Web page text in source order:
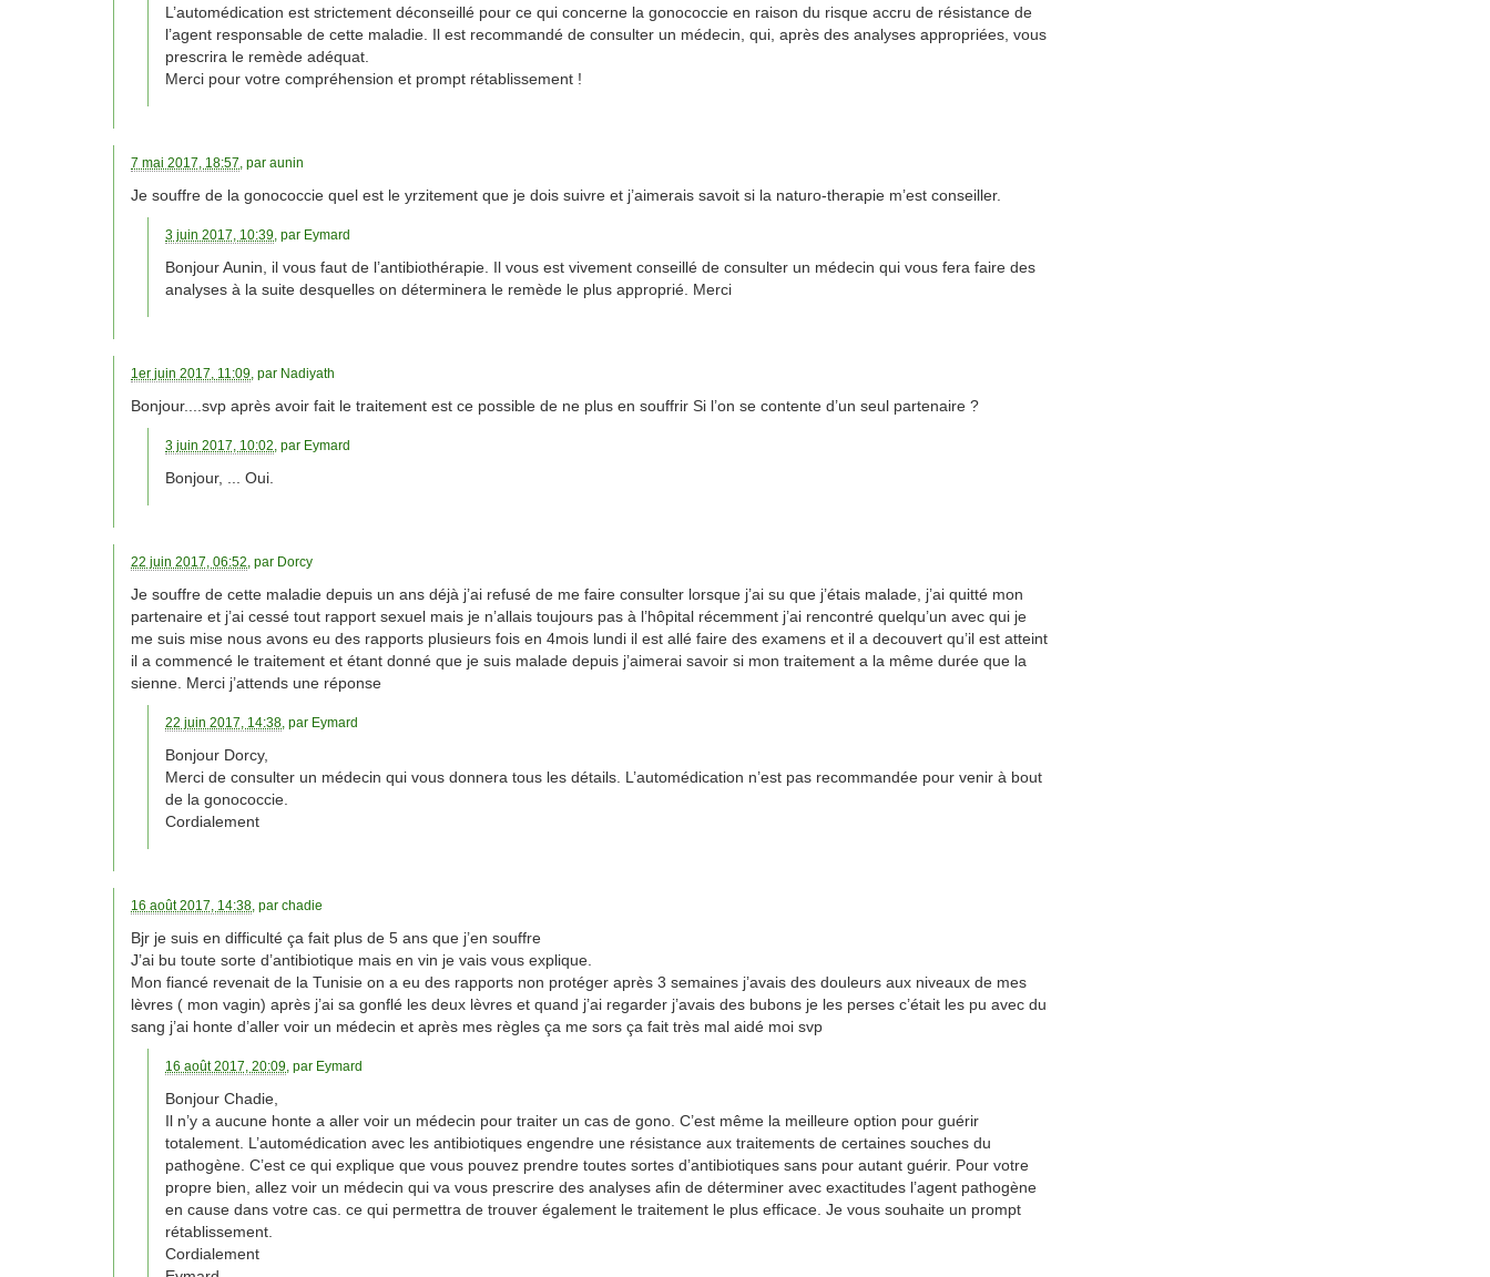
L’automédication est strictement déconseillé pour ce qui concerne la gonococcie en raison du risque accru de résistance de
l’agent responsable de cette maladie. Il est recommandé de consulter un médecin, qui, après des analyses appropriées, vous
prescrira le remède adéquat.
Merci pour votre compréhension et prompt rétablissement !
7 mai 2017, 18:57, par aunin
Je souffre de la gonococcie quel est le yrzitement que je dois suivre et j’aimerais savoit si la naturo-therapie m’est conseiller.
3 juin 2017, 10:39, par Eymard
Bonjour Aunin, il vous faut de l’antibiothérapie. Il vous est vivement conseillé de consulter un médecin qui vous fera faire des
analyses à la suite desquelles on déterminera le remède le plus approprié. Merci
1er juin 2017, 11:09, par Nadiyath
Bonjour....svp après avoir fait le traitement est ce possible de ne plus en souffrir Si l’on se contente d’un seul partenaire ?
3 juin 2017, 10:02, par Eymard
Bonjour, ... Oui.
22 juin 2017, 06:52, par Dorcy
Je souffre de cette maladie depuis un ans déjà j’ai refusé de me faire consulter lorsque j’ai su que j’étais malade, j’ai quitté mon
partenaire et j’ai cessé tout rapport sexuel mais je n’allais toujours pas à l’hôpital récemment j’ai rencontré quelqu’un avec qui je
me suis mise nous avons eu des rapports plusieurs fois en 4mois lundi il est allé faire des examens et il a decouvert qu’il est atteint
il a commencé le traitement et étant donné que je suis malade depuis j’aimerai savoir si mon traitement a la même durée que la
sienne. Merci j’attends une réponse
22 juin 2017, 14:38, par Eymard
Bonjour Dorcy,
Merci de consulter un médecin qui vous donnera tous les détails. L’automédication n’est pas recommandée pour venir à bout
de la gonococcie.
Cordialement
16 août 2017, 14:38, par chadie
Bjr je suis en difficulté ça fait plus de 5 ans que j’en souffre
J’ai bu toute sorte d’antibiotique mais en vin je vais vous explique.
Mon fiancé revenait de la Tunisie on a eu des rapports non protéger après 3 semaines j’avais des douleurs aux niveaux de mes
lèvres ( mon vagin) après j’ai sa gonflé les deux lèvres et quand j’ai regarder j’avais des bubons je les perses c’était les pu avec du
sang j’ai honte d’aller voir un médecin et après mes règles ça me sors ça fait très mal aidé moi svp
16 août 2017, 20:09, par Eymard
Bonjour Chadie,
Il n’y a aucune honte a aller voir un médecin pour traiter un cas de gono. C’est même la meilleure option pour guérir
totalement. L’automédication avec les antibiotiques engendre une résistance aux traitements de certaines souches du
pathogène. C’est ce qui explique que vous pouvez prendre toutes sortes d’antibiotiques sans pour autant guérir. Pour votre
propre bien, allez voir un médecin qui va vous prescrire des analyses afin de déterminer avec exactitudes l’agent pathogène
en cause dans votre cas. ce qui permettra de trouver également le traitement le plus efficace. Je vous souhaite un prompt
rétablissement.
Cordialement